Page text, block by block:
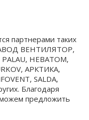
партнерами таких
ВЕНТИЛЯТОР,
PALAU, НЕВАТОМ,
АРКТИКА,
SALDA,
Благодаря
предложить